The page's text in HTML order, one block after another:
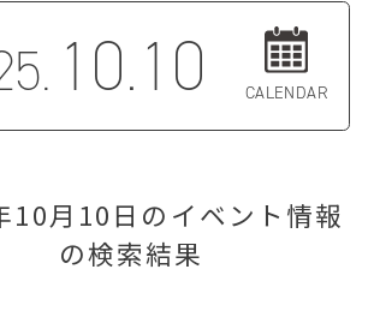
10.10 CALENDAR
10月10日のイベント情報
の検索結果